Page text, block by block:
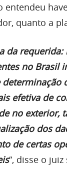
entendeu
quanto a
da
no Brasil
efetiva de
no exterior,
dos
de certas
“, disse o